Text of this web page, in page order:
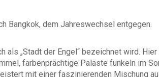
Bangkok, dem Jahreswechsel entgegen.
„Stadt der Engel“ bezeichnet wird.
farbenprächtige Paläste funkeln im
mit einer faszinierenden Mischung